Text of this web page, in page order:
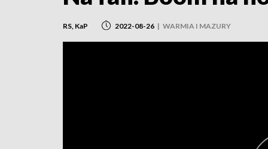
RS, KaP 2022-08-26 | WARMIA I MAZURY